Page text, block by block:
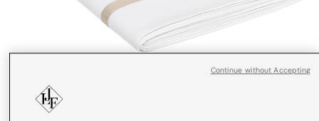
Continue without Accepting